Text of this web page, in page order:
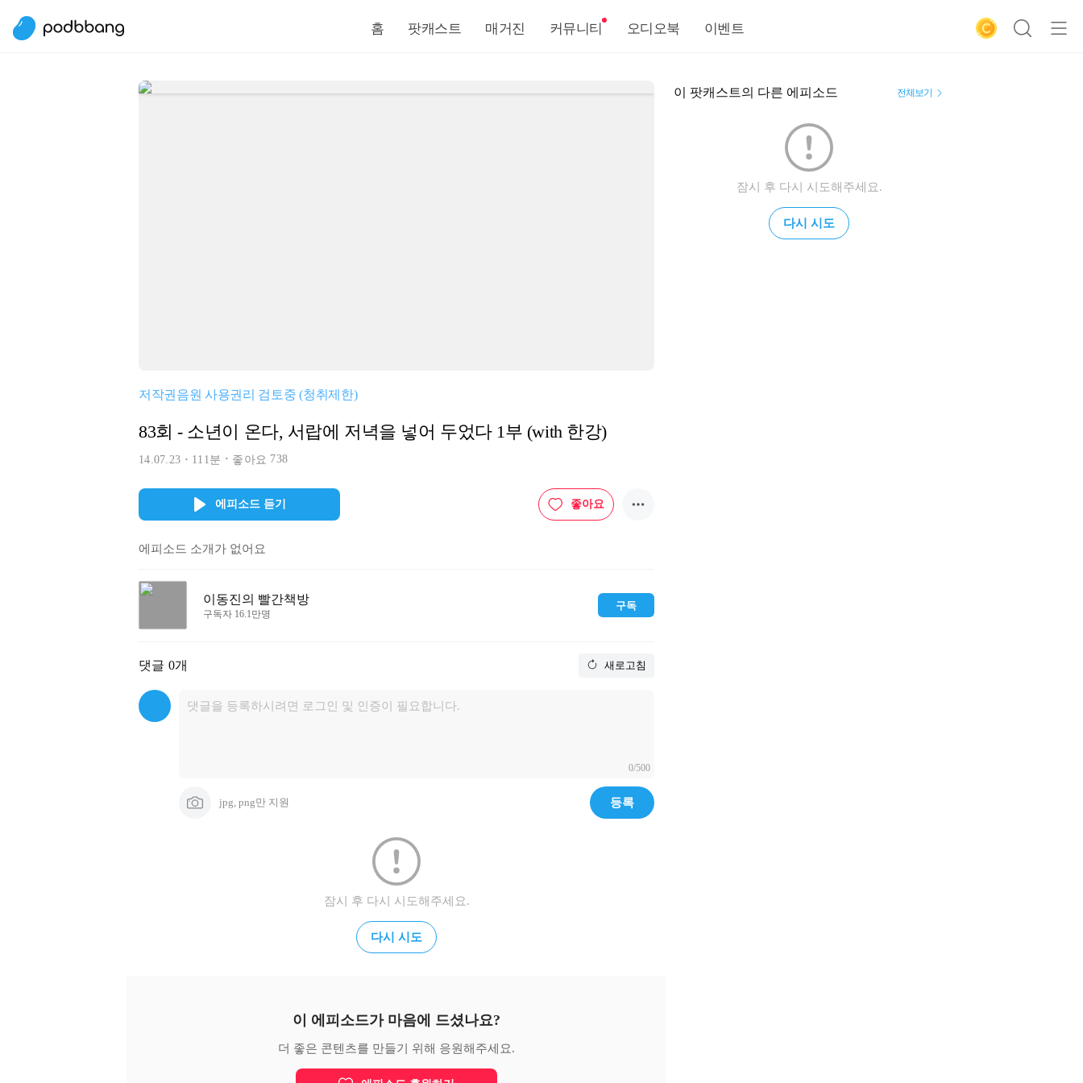
홈 팟캐스트 매거진 커뮤니티 오디오북 이벤트
저작권음원 사용권리 검토중 (청취제한)
83회 - 소년이 온다, 서랍에 저녁을 넣어 두었다 1부 (with 한강)
14.07.23 111분 좋아요 738
에피소드 듣기 좋아요
에피소드 소개가 없어요
이동진의 빨간책방
구독자 16.1만명
구독
댓글 0개 새로고침
0/500
jpg, png만 지원 등록
잠시 후 다시 시도해주세요.
다시 시도
이 에피소드가 마음에 드셨나요?
더 좋은 콘텐츠를 만들기 위해 응원해주세요.
이 팟캐스트의 다른 에피소드 전체보기
잠시 후 다시 시도해주세요.
다시 시도